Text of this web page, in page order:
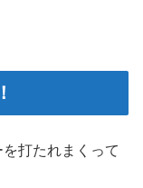
打たれまくって